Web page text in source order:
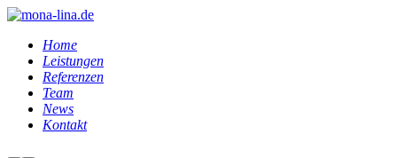
Home
Leistungen
Referenzen
Team
News
Kontakt